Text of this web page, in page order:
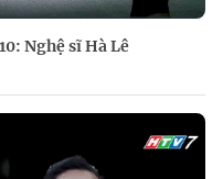
Nghệ sĩ Hà Lê